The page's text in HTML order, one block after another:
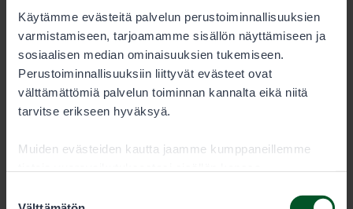
Käytämme evästeitä palvelun perustoiminnallisuuksien
varmistamiseen, tarjoamamme sisällön näyttämiseen ja
sosiaalisen median ominaisuuksien tukemiseen.
Perustoiminnallisuuksiin liittyvät evästeet ovat
välttämättömiä palvelun toiminnan kannalta eikä niitä
tarvitse erikseen hyväksyä.
Muiden evästeiden kautta jaamme kumppaneillemme
tietoihin, joita olet antanut heille tai joita on kerätty, kun